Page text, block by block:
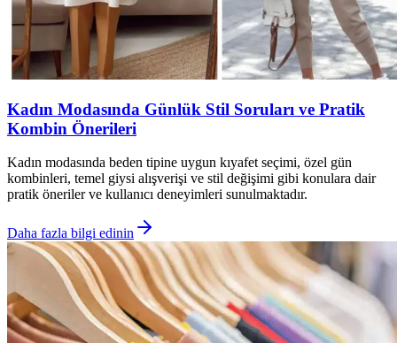
Kadın Modasında Günlük Stil Soruları ve Pratik
Kombin Önerileri
Kadın modasında beden tipine uygun kıyafet seçimi, özel gün
kombinleri, temel giysi alışverişi ve stil değişimi gibi konulara dair
pratik öneriler ve kullanıcı deneyimleri sunulmaktadır.
Daha fazla bilgi edinin